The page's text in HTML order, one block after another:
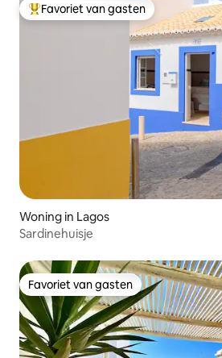
Topfavoriet van gasten
Favoriet van gasten
Woning in Lagos
Sardinehuisje
Favoriet van gasten
Favoriet van gasten